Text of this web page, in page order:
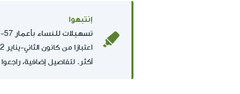
إنتبهوا
تسهيلات للنساء بأعمار 57-67
أكثر. لتفاصيل إضافية، راجعوا